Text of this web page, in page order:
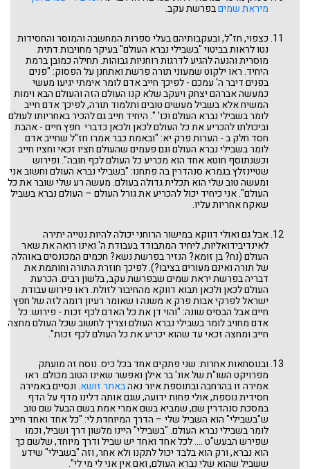
מיראת שמיםבפרשת עקב.
כצפוי, חז"ל, ובעקבותיהם בעלי ספרות המחשבה והמוסר והחסידות
נטו לראות בביטוי "בשבילי נברא העולם" בעיקר מחויבות דתית
מוסרית והנעה להגיע לדרגות רוחניות גבוהות. תחילה כמובן ברמת
היחיד. ראו ילקוט שמעוני תורה פרשת ואתחנן על הפסוק: "פנים
בפנים דיבר ה' עמכם - לפיכך חייב אדם לומר אימתי יגיעו מעשי
כמעשה אברהם יצחק ויעקב שלא קנו העולם הזה והעולם הבא וימות
המשיח אלא בשביל מעשים טובים ותלמוד תורה, לפיכך אדם חייב
לומר בשבילי נברא העולם וכו' ". היחיד חייב גם להכיר באחריותו לעולם
וביכולתו להכריע את כל העולם לכאן ולכאן כדברי חפץ חיים - אהבת
חסד חלק ב - הערות פרק יא: "ובאמת כבר אמרו חז"ל שחייב אדם
לומר בשבילי נברא העולם וגם פעמים שהעולם חציו זכאי וחציו חייב
וכשנתוסף חוטא אחד הוא מכריע כל העולם לכף חובה". ופירוש
שטיינזלץ בגמרא סנהדרין בה פתחנו: "בשבילי נברא העולם וחשוב אני
ומעשה טוב שלי הוא תכלית גדולה בעולם. מעשה רע שלי שובר את כל
העולם". אני כיחיד יכול להכריע את גורל העולם – העולם נברא בשביל
שאקח אחריות עליו.
אבל גם ואולי דווקא במישור הרוחני יכולה להיות נטייה יתירה
לאינדיבידואליות, ליחיד המתבודד בעבודת ה' ואינו רואה את שאר
העולם (נח? בן זומא? הנזיר בפרשת נשא? חכמים המכונסים באוהלה
של תורה ואינם מעורים בציבו?). לפיכך חוזרת התורה וחותמת את
דבריה בפרשת יראת שמים שבפרשת עקב, בלשון רבים. הכרעת
העולם לכאן ולכאן תבוא דווקא מהחיבור לזולת. ראו פירוש עבודת
ישראל לפרקי אבות פרק א משנה ו שאומר רעיון דומה לזה של חפץ
חיים אבל הבסיס שונה: "והוי דן את כל האדם לכף זכות - פירוש: כל
אדם מחויב לומר בשבילי נברא העולם וצריך לחשוב שכל העולם מחצה
חייב ומחצה זכאי עד שהוא יכריע את כל העולם לכף זכות".
ובנוסחאות אחרות: שני פתקים אחד בכל כיס. נוסח זה מועתק
מפרויקט השו"ת של אונ' בר אילן ואפשר שאינו הטוב מכולם. ראו
אמירה זו בהרחבה ובתוספת איור נאהבאתר זושא. ונסיים באמירה
חסידית נוספת, אולי פחות ידועה, שגם אותה דלינו מדף על הדף
במסכת סנהדרין שם, שמביא בשם אמרי אמת בשם הבעל שם טוב
ש"בשבילי" הוא השביל שלי – הדרך המיוחדת לי: "כל אחד ואחד חייב
לומר בשבילי נברא העולם. "בשבילי" היינו מלשון דרך ושביל, וכמו
שפירש הבעש"ט .... לכל אחד ואחד יש שביל ודרך מיוחד, שלשם כך
הוא נברא, ורק הוא בלבד יכול לתקנו ולא אחר, וזה "בשבילי" שידע
ששביל שהוא שלי נברא העולם, ואם אין אני לי מי לי".